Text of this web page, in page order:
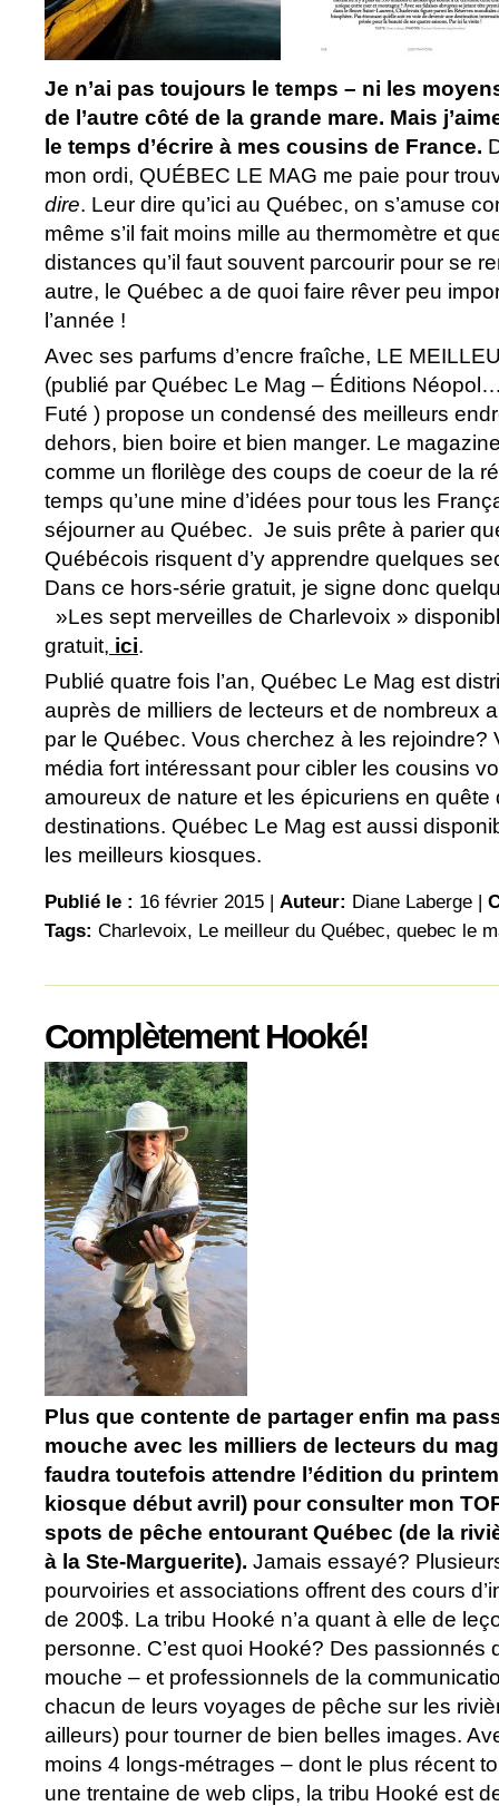
Je n’ai pas toujours le temps – ni les
de l’autre côté de la grande mare. Mais
le temps d’écrire à mes cousins de France.
mon ordi, QUÉBEC LE MAG me paie pour
dire. Leur dire qu’ici au Québec, on s’amuse
même s’il fait moins mille au thermomètre et
distances qu’il faut souvent parcourir pour se
autre, le Québec a de quoi faire rêver peu
l’année !
Avec ses parfums d’encre fraîche, LE
(publié par Québec Le Mag – Éditions
Futé ) propose un condensé des meilleurs
dehors, bien boire et bien manger. Le
comme un florilège des coups de coeur de la
temps qu’une mine d’idées pour tous les
séjourner au Québec. Je suis prête à parier
Québécois risquent d’y apprendre quelques
Dans ce hors-série gratuit, je signe donc
»Les sept merveilles de Charlevoix »
gratuit, ici.
Publié quatre fois l’an, Québec Le Mag est
auprès de milliers de lecteurs et de nombreux
par le Québec. Vous cherchez à les rejoindre?
média fort intéressant pour cibler les cousins
amoureux de nature et les épicuriens en quête
destinations. Québec Le Mag est aussi
les meilleurs kiosques.
Publié le : 16 février 2015 | Auteur: Diane Laberge |
Tags: Charlevoix, Le meilleur du Québec, quebec le
Complètement Hooké!
Plus que contente de partager enfin ma
mouche avec les milliers de lecteurs du
faudra toutefois attendre l’édition du
kiosque début avril) pour consulter mon
spots de pêche entourant Québec (de la
à la Ste-Marguerite). Jamais essayé?
pourvoiries et associations offrent des cours
de 200$. La tribu Hooké n’a quant à elle de
personne. C’est quoi Hooké? Des passionnés
mouche – et professionnels de la
chacun de leurs voyages de pêche sur les
ailleurs) pour tourner de bien belles images.
moins 4 longs-métrages – dont le plus récent
une trentaine de web clips, la tribu Hooké est